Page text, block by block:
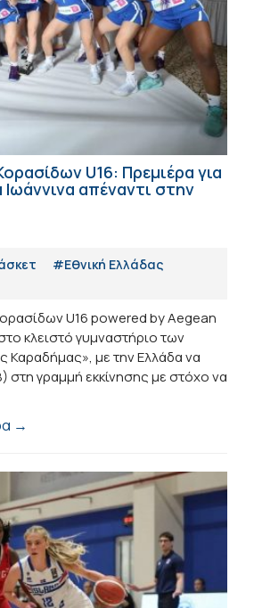
U16: Πρεμιέρα για
απέναντι στην
#Εθνική Ελλάδας
U16 powered by Aegean
κλειστό γυμναστήριο των
Καραδήμας», με την Ελλάδα να
στη γραμμή εκκίνησης με στόχο να
→